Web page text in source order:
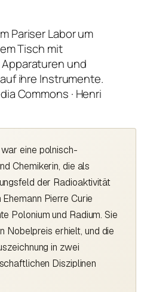
Commons · Henri
eine polnisch-
Chemikerin, die als
der Radioaktivität
Pierre Curie
Polonium und Radium. Sie
Nobelpreis erhielt, und die
in zwei
Disziplinen